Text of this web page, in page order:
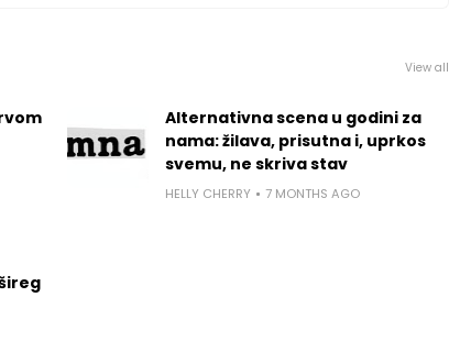
View all
Alternativna scena u godini za
nama: žilava, prisutna i, uprkos
svemu, ne skriva stav
HELLY CHERRY 7 MONTHS AGO